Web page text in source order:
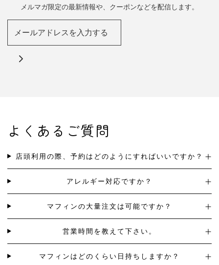
メルマガ限定の最新情報や、クーポンなどを配信します。
よくあるご質問
店頭利用の際、予約はどのようにすればいいですか？
アレルギー対応ですか？
マフィンの大量注文は可能ですか？
営業時間を教えて下さい。
マフィンはどのくらい日持ちしますか？